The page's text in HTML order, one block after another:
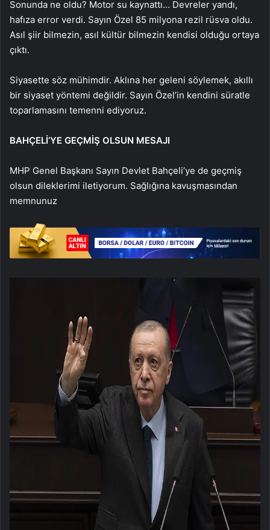
Sonunda ne oldu? Motor su kaynattı… Devreler yandı,
hafıza error verdi. Sayın Özel 85 milyona rezil rüsva oldu.
Asıl şiir bilmezin, asıl kültür bilmezin kendisi olduğu ortaya
çıktı.
Siyasette söz mühimdir. Aklına her geleni söylemek, akıllı
bir siyaset yöntemi değildir. Sayın Özel’in kendini süratle
toparlamasını temenni ediyoruz.
BAHÇELİ’YE GEÇMİŞ OLSUN MESAJI
MHP Genel Başkanı Sayın Devlet Bahçeli’ye de geçmiş
olsun dileklerimi iletiyorum. Sağlığına kavuşmasından
memnunuz